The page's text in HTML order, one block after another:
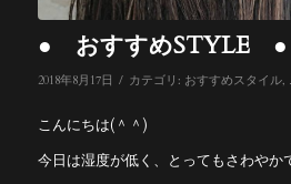
● おすすめSTYLE ●
2018年8月17日 / カテゴリ: おすすめスタイル,
こんにちは(＾＾)
今日は湿度が低く、とってもさわやか